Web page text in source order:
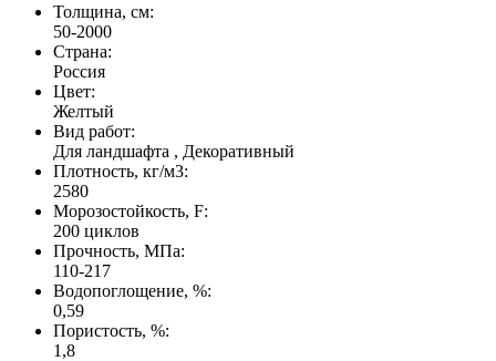
Толщина, см:
50-2000
Страна:
Россия
Цвет:
Желтый
Вид работ:
Для ландшафта , Декоративный
Плотность, кг/м3:
2580
Морозостойкость, F:
200 циклов
Прочность, МПа:
110-217
Водопоглощение, %:
0,59
Пористость, %:
1,8